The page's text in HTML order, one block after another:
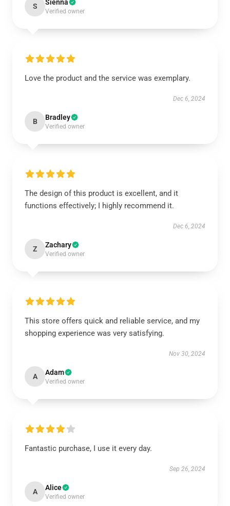
S Sienna
Verified owner
Love the product and the service was exemplary.
Dec 6, 2024
B Bradley
Verified owner
The design of this product is excellent, and it
functions effectively; I highly recommend it.
Dec 6, 2024
Z Zachary
Verified owner
This store offers quick and reliable service, and my
shopping experience was very satisfying.
Nov 30, 2024
A Adam
Verified owner
Fantastic purchase, I use it every day.
Sep 26, 2024
A Alice
Verified owner